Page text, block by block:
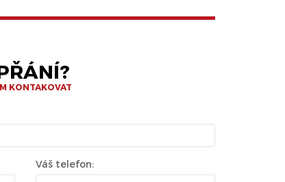
KONTAKOVAT
Váš telefon: